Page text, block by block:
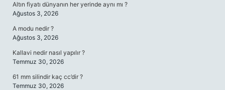
Altın fiyatı dünyanın her yerinde aynı mı ?
Ağustos 3, 2026
A modu nedir ?
Ağustos 3, 2026
Kallavi nedir nasıl yapılır ?
Temmuz 30, 2026
61 mm silindir kaç cc’dir ?
Temmuz 30, 2026